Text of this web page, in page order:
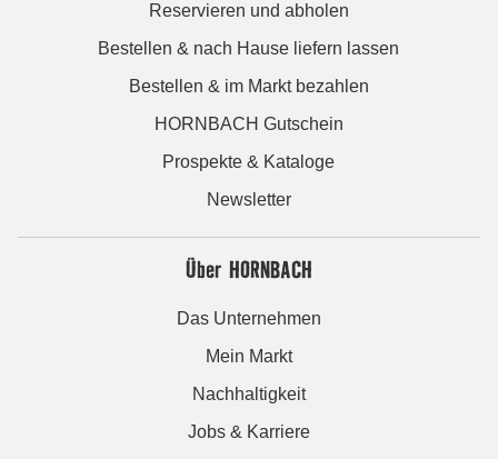
Reservieren und abholen
Bestellen & nach Hause liefern lassen
Bestellen & im Markt bezahlen
HORNBACH Gutschein
Prospekte & Kataloge
Newsletter
Über HORNBACH
Das Unternehmen
Mein Markt
Nachhaltigkeit
Jobs & Karriere